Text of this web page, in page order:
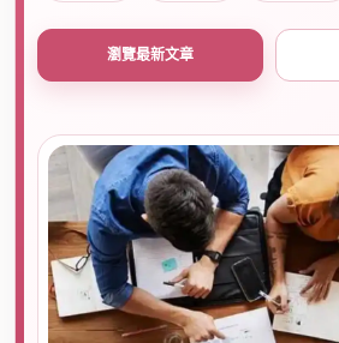
瀏覽最新文章